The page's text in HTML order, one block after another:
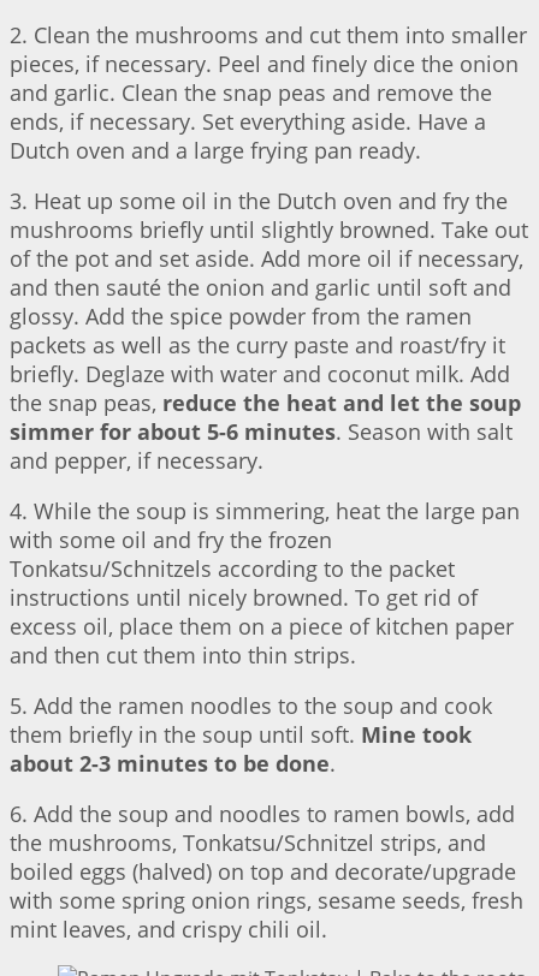
2. Clean the mushrooms and cut them into smaller
pieces, if necessary. Peel and finely dice the onion
and garlic. Clean the snap peas and remove the
ends, if necessary. Set everything aside. Have a
Dutch oven and a large frying pan ready.
3. Heat up some oil in the Dutch oven and fry the
mushrooms briefly until slightly browned. Take out
of the pot and set aside. Add more oil if necessary,
and then sauté the onion and garlic until soft and
glossy. Add the spice powder from the ramen
packets as well as the curry paste and roast/fry it
briefly. Deglaze with water and coconut milk. Add
the snap peas, reduce the heat and let the soup
simmer for about 5-6 minutes. Season with salt
and pepper, if necessary.
4. While the soup is simmering, heat the large pan
with some oil and fry the frozen
Tonkatsu/Schnitzels according to the packet
instructions until nicely browned. To get rid of
excess oil, place them on a piece of kitchen paper
and then cut them into thin strips.
5. Add the ramen noodles to the soup and cook
them briefly in the soup until soft. Mine took
about 2-3 minutes to be done.
6. Add the soup and noodles to ramen bowls, add
the mushrooms, Tonkatsu/Schnitzel strips, and
boiled eggs (halved) on top and decorate/upgrade
with some spring onion rings, sesame seeds, fresh
mint leaves, and crispy chili oil.